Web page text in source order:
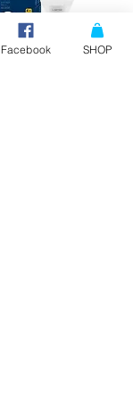
Facebook SHOP